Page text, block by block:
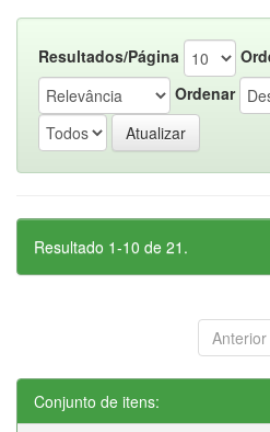
Resultados/Página
Ordenar
Resultado 1-10 de 21.
Anterior
Conjunto de itens: